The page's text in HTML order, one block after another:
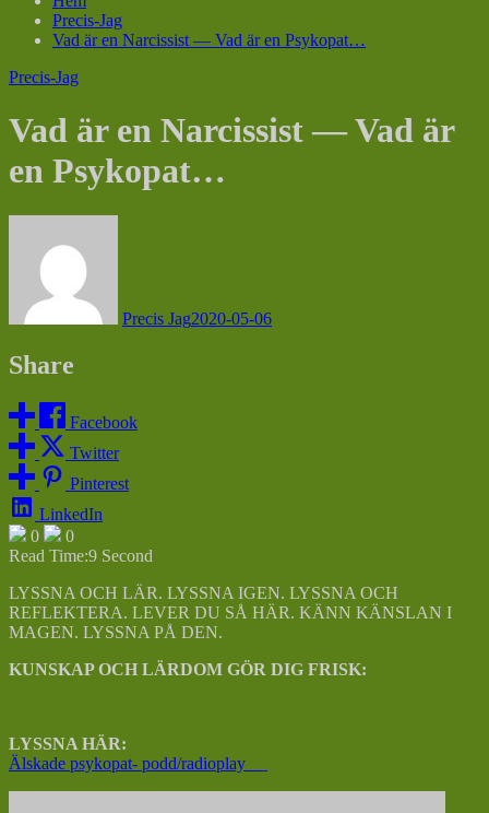
Precis-Jag
Vad är en Narcissist — Vad är en Psykopat…
Precis-Jag
Vad är en Narcissist — Vad är
en Psykopat…
Precis Jag2020-05-06
Share
Facebook
Twitter
Pinterest
LinkedIn
0
0
Read Time:9 Second
LYSSNA OCH LÄR. LYSSNA IGEN. LYSSNA OCH
REFLEKTERA. LEVER DU SÅ HÄR. KÄNN KÄNSLAN I
MAGEN. LYSSNA PÅ DEN.
KUNSKAP OCH LÄRDOM GÖR DIG FRISK:
LYSSNA HÄR:
Älskade psykopat- podd/radioplay